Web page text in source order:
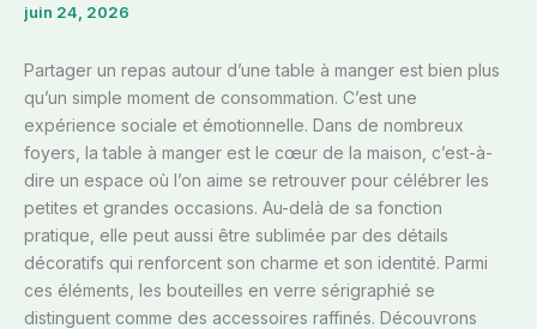
juin 24, 2026
Partager un repas autour d’une table à manger est bien plus
qu’un simple moment de consommation. C’est une
expérience sociale et émotionnelle. Dans de nombreux
foyers, la table à manger est le cœur de la maison, c’est-à-
dire un espace où l’on aime se retrouver pour célébrer les
petites et grandes occasions. Au-delà de sa fonction
pratique, elle peut aussi être sublimée par des détails
décoratifs qui renforcent son charme et son identité. Parmi
ces éléments, les bouteilles en verre sérigraphié se
distinguent comme des accessoires raffinés. Découvrons